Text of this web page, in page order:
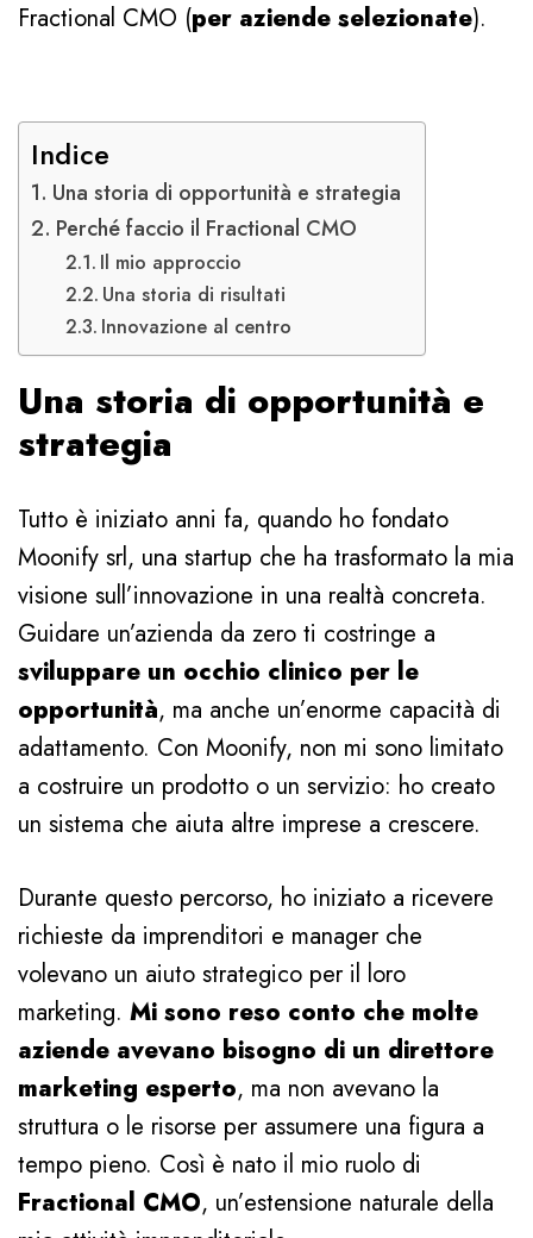
Fractional CMO (per aziende selezionate).
Indice
Una storia di opportunità e strategia
Perché faccio il Fractional CMO
Il mio approccio
Una storia di risultati
Innovazione al centro
Una storia di opportunità e
strategia
Tutto è iniziato anni fa, quando ho fondato
Moonify srl, una startup che ha trasformato la mia
visione sull’innovazione in una realtà concreta.
Guidare un’azienda da zero ti costringe a
sviluppare un occhio clinico per le
opportunità, ma anche un’enorme capacità di
adattamento. Con Moonify, non mi sono limitato
a costruire un prodotto o un servizio: ho creato
un sistema che aiuta altre imprese a crescere.
Durante questo percorso, ho iniziato a ricevere
richieste da imprenditori e manager che
volevano un aiuto strategico per il loro
marketing. Mi sono reso conto che molte
aziende avevano bisogno di un direttore
marketing esperto, ma non avevano la
struttura o le risorse per assumere una figura a
tempo pieno. Così è nato il mio ruolo di
Fractional CMO, un’estensione naturale della